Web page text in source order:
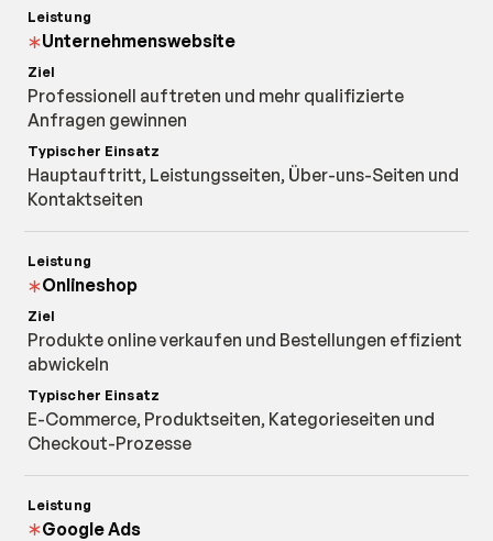
Unternehmenswebsite
Professionell auftreten und mehr qualifizierte
Anfragen gewinnen
Hauptauftritt, Leistungsseiten, Über-uns-Seiten und
Kontaktseiten
Onlineshop
Produkte online verkaufen und Bestellungen effizient
abwickeln
E-Commerce, Produktseiten, Kategorieseiten und
Checkout-Prozesse
Google Ads